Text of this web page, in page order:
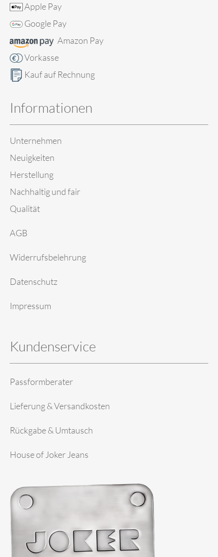
Apple Pay
Google Pay
Amazon Pay
Vorkasse
Kauf auf Rechnung
Informationen
Unternehmen
Neuigkeiten
Herstellung
Nachhaltig und fair
Qualität
AGB
Widerrufsbelehrung
Datenschutz
Impressum
Kundenservice
Passformberater
Lieferung & Versandkosten
Rückgabe & Umtausch
House of Joker Jeans